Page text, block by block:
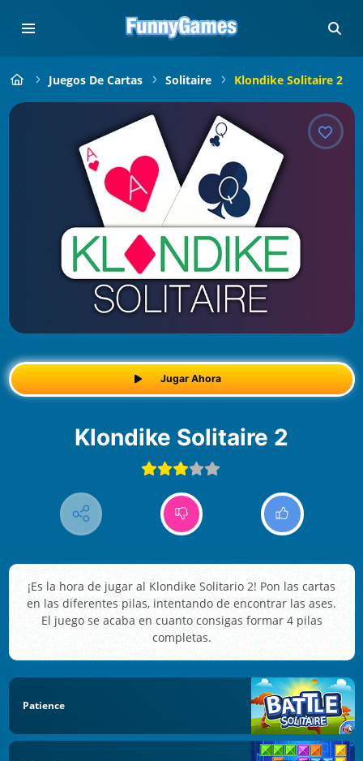
Juegos De Cartas Solitaire Klondike Solitaire 2
Jugar Ahora
Klondike Solitaire 2
¡Es la hora de jugar al Klondike Solitario 2! Pon las cartas
en las diferentes pilas, intentando de encontrar las ases.
El juego se acaba en cuanto consigas formar 4 pilas
completas.
Patience